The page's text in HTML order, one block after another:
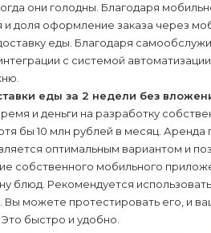
они голодны. Благодаря
и доля оформление заказа через
еды. Благодаря
с системой автоматизации
еды за 2 недели без
и деньги на разработку
бы 10 млн рублей в месяц.
оптимальным вариантом и
собственного мобильного
блюд. Рекомендуется
можете протестировать его, и
быстро и удобно.